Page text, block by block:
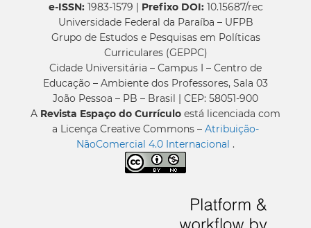
e-ISSN:1983-1579 | Prefixo DOI:10.15687/rec
Universidade Federal da Paraíba – UFPB
Grupo de Estudos e Pesquisas em Políticas
Curriculares (GEPPC)
Cidade Universitária – Campus I – Centro de
Educação – Ambiente dos Professores, Sala 03
João Pessoa – PB – Brasil | CEP: 58051-900
A Revista Espaço do Currículo está licenciada com
a Licença Creative Commons – Atribuição-
NãoComercial 4.0 Internacional .